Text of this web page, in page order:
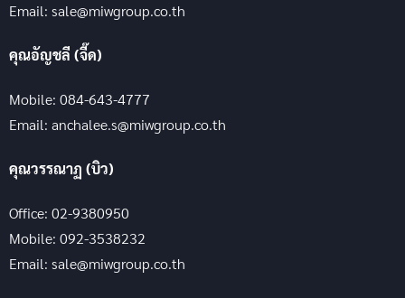
Email: sale@miwgroup.co.th
คุณอัญชลี (จี๊ด)
Mobile: 084-643-4777
Email: anchalee.s@miwgroup.co.th
คุณวรรณาฏ (บิว)
Office: 02-9380950
Mobile: 092-3538232
Email: sale@miwgroup.co.th